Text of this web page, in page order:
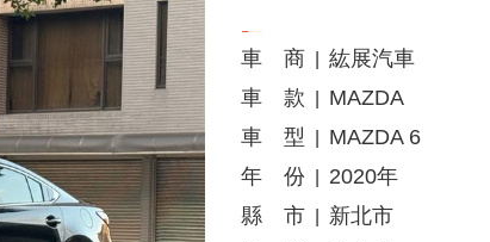
車 商
紘展汽車
車 款
MAZDA
車 型
MAZDA 6
年 份
2020年
縣 市
新北市